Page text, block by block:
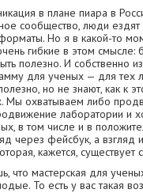
в плане пиара в
сообщество, люди
Но я в какой-то
гибкие в этом смысле:
полезно. И собственно
для ученых — для тех
но не знают, как к
Мы охватываем либо
лаборатории и
в том числе и в
через фейсбук, а взгляд
кажется, существует
что мастерская для
То есть у вас такая